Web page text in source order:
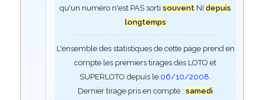
qu'un numéro n'est PAS sortisouvent NIdepuis
longtemps
L'ensemble des statistiques de cette page prend en
compte les premiers tirages des LOTO et
SUPERLOTO depuis le 06/10/2008.
Dernier tirage pris en compte :samedi